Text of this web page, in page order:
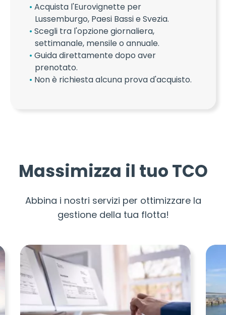
Acquista l'Eurovignette per
Lussemburgo, Paesi Bassi e Svezia.
Scegli tra l'opzione giornaliera,
settimanale, mensile o annuale.
Guida direttamente dopo aver
prenotato.
Non è richiesta alcuna prova d'acquisto.
Massimizza il tuo TCO
Abbina i nostri servizi per ottimizzare la
gestione della tua flotta!